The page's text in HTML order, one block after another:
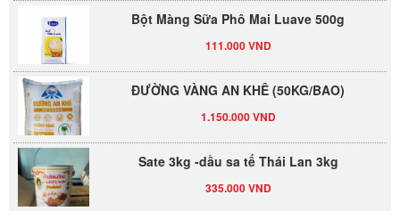
Bột Màng Sữa Phô Mai Luave 500g
ĐƯỜNG VÀNG AN KHÊ (50KG/BAO)
Sate 3kg -dầu sa tế Thái Lan 3kg